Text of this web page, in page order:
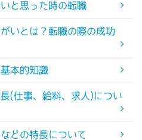
と思った時の転職
いとは？転職の際の成功
本的知識
(仕事、給料、求人)につい
どの特長について